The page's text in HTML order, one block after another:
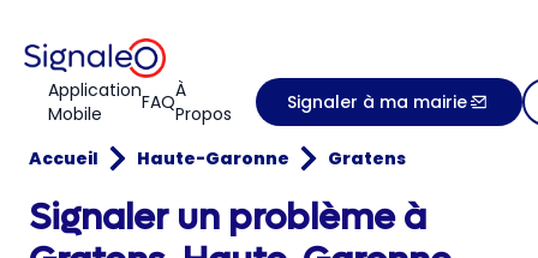
Application
Mobile
FAQÀ
Propos
Signaler à ma mairie
Accueil Haute-Garonne Gratens
Signaler un problème à